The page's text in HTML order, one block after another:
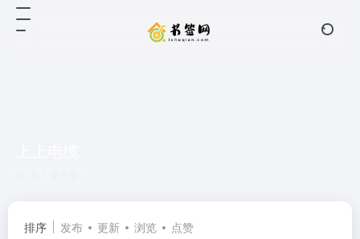
排序 发布 更新 浏览 点赞